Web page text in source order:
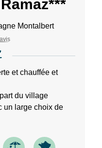
Montalbert
et chauffée et
du village
un large choix de